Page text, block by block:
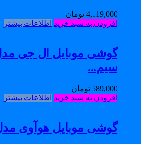
4,119,000 تومان
افزودن به سبد خرید اطلاعات بیشتر
سیم...
589,000 تومان
افزودن به سبد خرید اطلاعات بیشتر
گوشی موبایل هوآوی مدل P9 Lite VN...